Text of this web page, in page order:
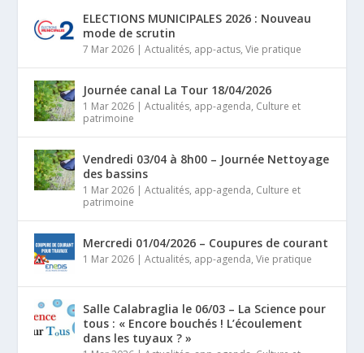
ELECTIONS MUNICIPALES 2026 : Nouveau
mode de scrutin
7 Mar 2026 |Actualités, app-actus,Vie pratique
Journée canal La Tour 18/04/2026
1 Mar 2026 |Actualités, app-agenda, Culture et
patrimoine
Vendredi 03/04 à 8h00 – Journée Nettoyage
des bassins
1 Mar 2026 |Actualités, app-agenda, Culture et
patrimoine
Mercredi 01/04/2026 – Coupures de courant
1 Mar 2026 |Actualités, app-agenda,Vie pratique
Salle Calabraglia le 06/03 – La Science pour
tous : « Encore bouchés ! L’écoulement
dans les tuyaux ? »